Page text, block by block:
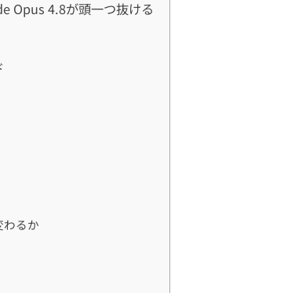
Opus 4.8が頭一つ抜ける
わるか